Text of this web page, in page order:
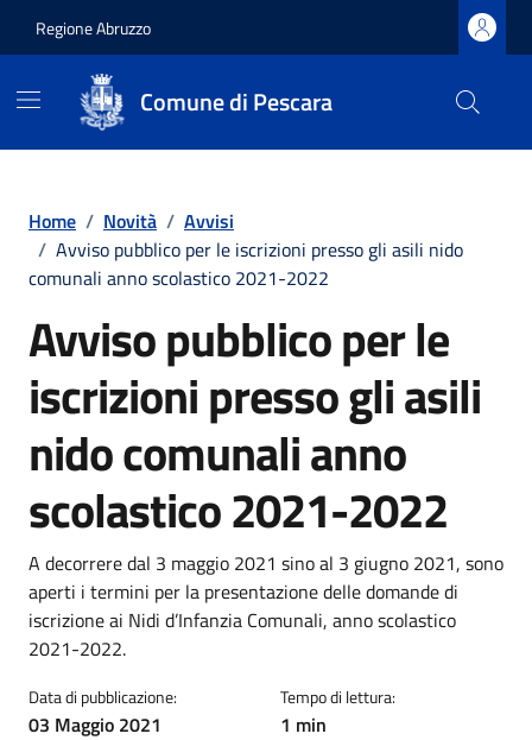
Regione Abruzzo
Comune di Pescara
Home / Novità / Avvisi
/ Avviso pubblico per le iscrizioni presso gli asili nido
comunali anno scolastico 2021-2022
Avviso pubblico per le
iscrizioni presso gli asili
nido comunali anno
scolastico 2021-2022
Dettagli della notizia
A decorrere dal 3 maggio 2021 sino al 3 giugno 2021, sono
aperti i termini per la presentazione delle domande di
iscrizione ai Nidi d’Infanzia Comunali, anno scolastico
2021-2022.
Data di pubblicazione:
03 Maggio 2021
Tempo di lettura:
1 min